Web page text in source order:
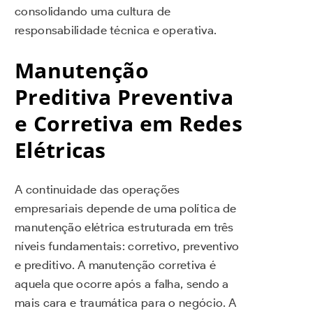
consolidando uma cultura de
responsabilidade técnica e operativa.
Manutenção
Preditiva Preventiva
e Corretiva em Redes
Elétricas
A continuidade das operações
empresariais depende de uma política de
manutenção elétrica estruturada em três
níveis fundamentais: corretivo, preventivo
e preditivo. A manutenção corretiva é
aquela que ocorre após a falha, sendo a
mais cara e traumática para o negócio. A